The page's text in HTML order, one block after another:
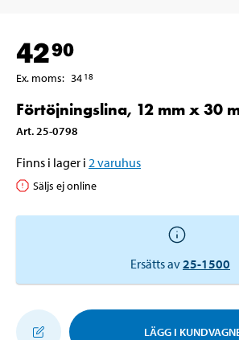
4290
Ex. moms: 34 18
Förtöjningslina, 12 mm x 30
Art. 25-0798
Finns i lager i 2 varuhus
Säljs ej online
Ersätts av25-1500
LÄGG I